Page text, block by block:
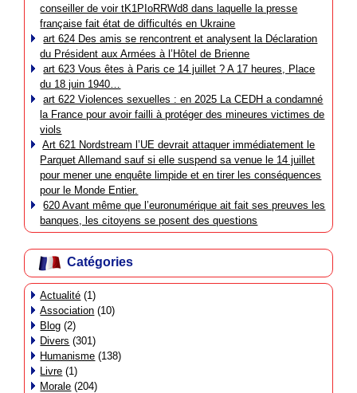
conseiller de voir tK1PIoRRWd8 dans laquelle la presse
française fait état de difficultés en Ukraine
art 624 Des amis se rencontrent et analysent la Déclaration
du Président aux Armées à l’Hôtel de Brienne
art 623 Vous êtes à Paris ce 14 juillet ? A 17 heures, Place
du 18 juin 1940…
art 622 Violences sexuelles : en 2025 La CEDH a condamné
la France pour avoir failli à protéger des mineures victimes de
viols
Art 621 Nordstream l’UE devrait attaquer immédiatement le
Parquet Allemand sauf si elle suspend sa venue le 14 juillet
pour mener une enquête limpide et en tirer les conséquences
pour le Monde Entier.
620 Avant même que l’euronumérique ait fait ses preuves les
banques, les citoyens se posent des questions
Catégories
Actualité (1)
Association (10)
Blog (2)
Divers (301)
Humanisme (138)
Livre (1)
Morale (204)